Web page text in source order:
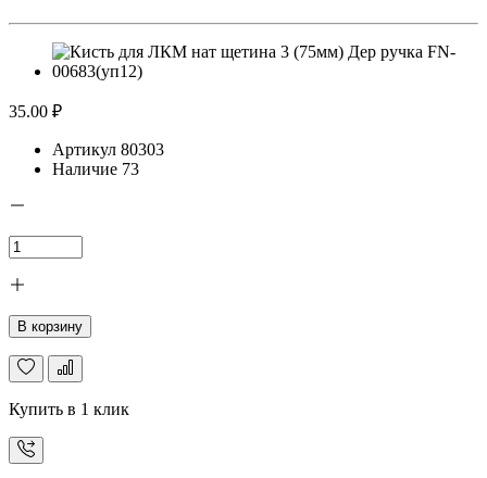
35.00 ₽
Артикул 80303
Наличие 73
В корзину
Купить в 1 клик